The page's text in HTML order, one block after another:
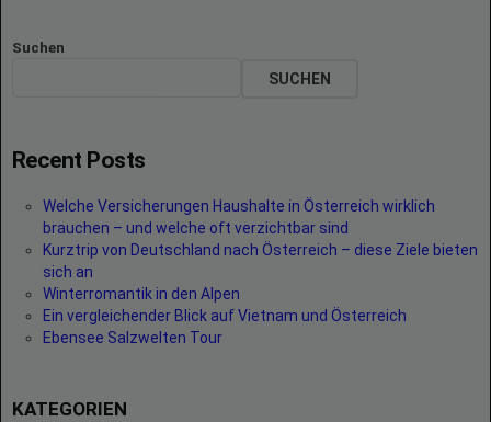
Suchen
SUCHEN
Recent Posts
Welche Versicherungen Haushalte in Österreich wirklich
brauchen – und welche oft verzichtbar sind
Kurztrip von Deutschland nach Österreich – diese Ziele bieten
sich an
Winterromantik in den Alpen
Ein vergleichender Blick auf Vietnam und Österreich
Ebensee Salzwelten Tour
KATEGORIEN